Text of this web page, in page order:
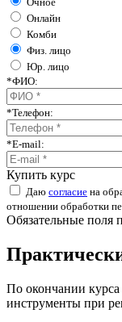
Онлайн
Комби
Физ. лицо
Юр. лицо
*ФИО:
*Телефон:
*E-mail:
Купить курс
Даю согласие на
отношении обработки
Обязательные поля
По окончании
инструменты при